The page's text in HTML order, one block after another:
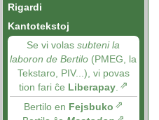
Rigardi
Kantotekstoj
Se vi volassubteni la
laboron de Bertilo (PMEG, la
Tekstaro, PIV...), vi povas
tion fari ĉe Liberapay
Bertilo en Fejsbuko